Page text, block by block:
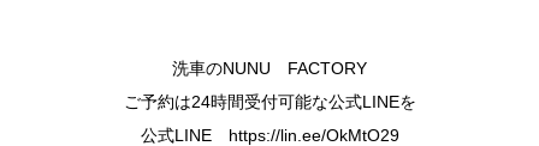
洗車のNUNU FACTORY
ご予約は24時間受付可能な公式LINEを
公式LINE https://lin.ee/OkMtO29